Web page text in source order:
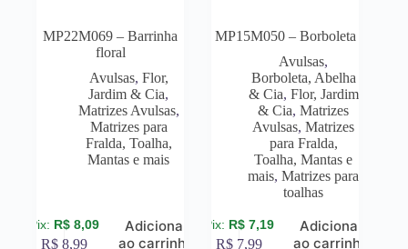
MP22M069 – Barrinha
floral
Avulsas, Flor,
Jardim & Cia,
Matrizes Avulsas,
Matrizes para
Fralda, Toalha,
Mantas e mais
R$ 8,09
R$ 8,99
Adicionar
ao carrinho
MP15M050 – Borboleta
Avulsas,
Borboleta, Abelha
& Cia, Flor, Jardim
& Cia,Matrizes
Avulsas,Matrizes
para Fralda,
Toalha, Mantas e
mais,Matrizes para
toalhas
R$ 7,19
R$ 7,99
Adicionar
ao carrinho